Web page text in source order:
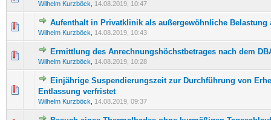
Wilhelm Kurzböck 14.08.2019, 10:47
Aufenthalt in Privatklinik als außergewöhnliche Belastung
Wilhelm Kurzböck 14.08.2019, 10:43
0 Bewertung(en) - 0 von 5 durchschnittlich
1234 5
Ermittlung des Anrechnungshöchstbetrages nach dem
Wilhelm Kurzböck 14.08.2019, 10:28
0 Bewertung(en) - 0 von 5 durchschnittlich
12345
Einjährige Suspendierungszeit zur Durchführung von
Entlassung verfristet
Wilhelm Kurzböck 14.08.2019, 09:37
0 Bewertung(en) - 0 von 5 durchschnittlich